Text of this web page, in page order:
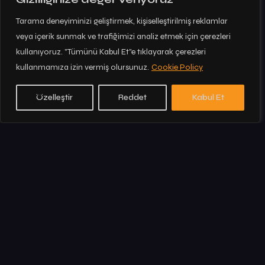
Tarama deneyiminizi geliştirmek, kişiselleştirilmiş reklamlar
veya içerik sunmak ve trafiğimizi analiz etmek için çerezleri
kullanıyoruz. "Tümünü Kabul Et"e tıklayarak çerezleri
kullanmamıza izin vermiş olursunuz. Cookie Policy
Özelleştir Reddet Kabul Et
RESERVATION